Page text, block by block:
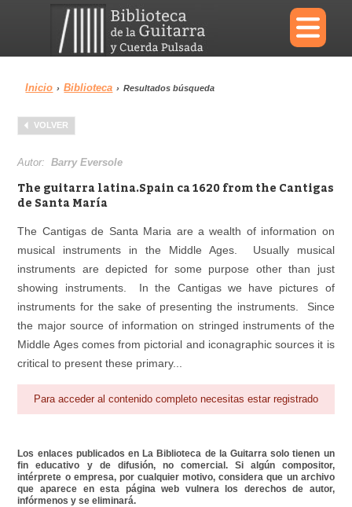
×
Menu
Biblioteca
Área personal
Inicio › Biblioteca › Resultados búsqueda
VOLVER
Autor:Barry Eversole
The guitarra latina.Spain ca 1620 from the Cantigas
de Santa María
The Cantigas de Santa Maria are a wealth of information on
musical instruments in the Middle Ages. Usually musical
instruments are depicted for some purpose other than just
showing instruments. In the Cantigas we have pictures of
instruments for the sake of presenting the instruments. Since
the major source of information on stringed instruments of the
Middle Ages comes from pictorial and iconagraphic sources it is
critical to present these primary...
Para acceder al contenido completo necesitas estar registrado
Los enlaces publicados en La Biblioteca de la Guitarra solo tienen un
fin educativo y de difusión, no comercial. Si algún compositor,
intérprete o empresa, por cualquier motivo, considera que un archivo
que aparece en esta página web vulnera los derechos de autor,
infórmenos y se eliminará.